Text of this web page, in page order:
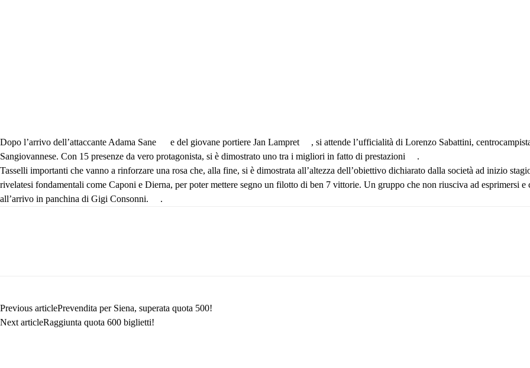
Dopo l’arrivo dell’attaccante Adama Sane e del giovane portiere Jan Lampret
, si attende l’ufficialità di Lorenzo Sabattini,
Sangiovannese. Con 15 presenze da vero protagonista, si è dimostrato uno tra i migliori in fatto di prestazioni
.
Tasselli importanti che vanno a rinforzare una rosa che, alla fine, si è dimostrata all’altezza dell’obiettivo dichiarato dalla società ad inizio
rivelatesi fondamentali come Caponi e Dierna, per poter mettere segno un filotto di ben 7 vittorie. Un gruppo che non riusciva ad esprimersi
all’arrivo in panchina di Gigi Consonni.
.
Previous articlePrevendita per Siena, superata quota 500!
Next articleRaggiunta quota 600 biglietti!